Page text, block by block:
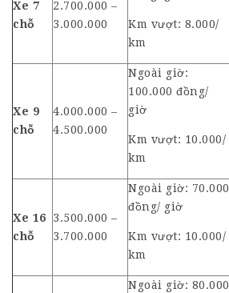
Xe 7
chỗ
2.700.000 –
3.000.000
Km vượt: 8.000/
km
Xe 9
chỗ
4.000.000 –
4.500.000
Ngoài giờ:
100.000 đồng/
giờ
Km vượt: 10.000/
km
Xe 16
chỗ
3.500.000 –
3.700.000
Ngoài giờ: 70.000
đồng/ giờ
Km vượt: 10.000/
km
Ngoài giờ: 80.000